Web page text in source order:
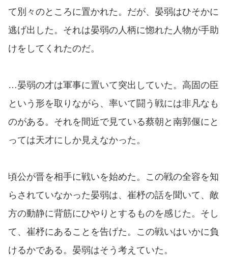
て別々のところに置かれた。だが、晏弱はひそかに
逃げ出した。それは晏弱の人柄に惚れた人物が手助
けをしてくれたのだ。
…晏弱の才は軍事に置いて突出していた。高固の臣
という形を取りながら、率いて闘う戦には非凡なも
のがある。それを間近で見ている蔡朝と南郭偃にと
っては天才にしか見えなかった。
頃公が晋を相手に戦いを始めた。この戦の全容を知
らされていなかった晏弱は、崔杼の話を聞いて、敵
方の動静に背筋にひやりとするものを感じた。そし
て、崔杼にあることを告げた。この戦いはいかに負
けるかである。晏弱はそう考えていた。